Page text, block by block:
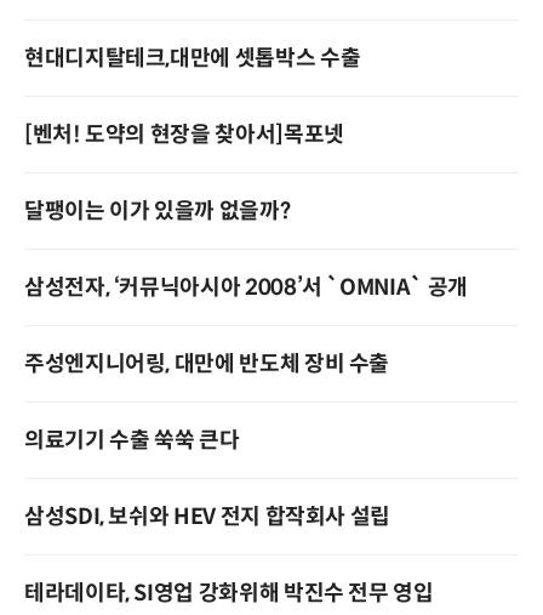
현대디지탈테크,대만에 셋톱박스 수출
[벤처! 도약의 현장을 찾아서]목포넷
달팽이는 이가 있을까 없을까?­
삼성전자, ‘커뮤닉아시아 2008’서 `OMNIA` 공개
주성엔지니어링, 대만에 반도체 장비 수출
의료기기 수출 쑥쑥 큰다
삼성SDI, 보쉬와 HEV 전지 합작회사 설립
테라데이타, SI영업 강화위해 박진수 전무 영입